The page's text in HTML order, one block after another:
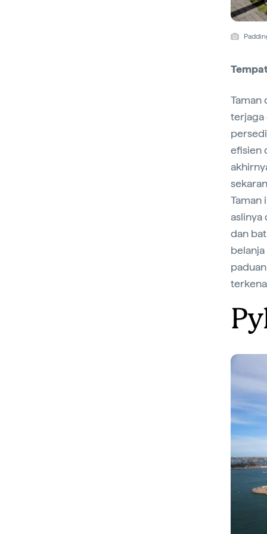
Taman
terjaga
efisien
Taman
aslinya
dan